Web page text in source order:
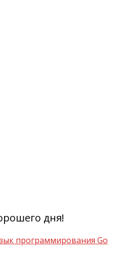
дня!
программирования Go